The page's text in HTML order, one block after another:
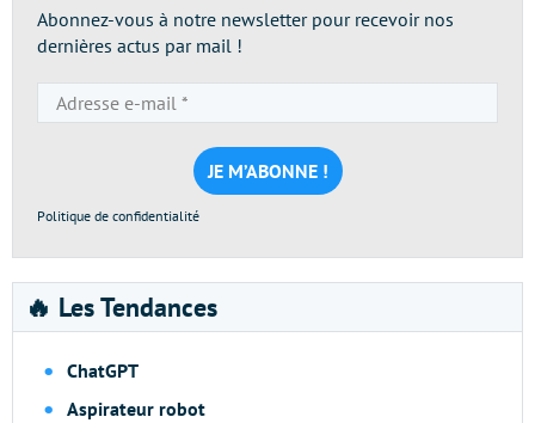
Abonnez-vous à notre newsletter pour recevoir nos
dernières actus par mail !
e-
mail
*
Politique de confidentialité
🔥 Les Tendances
ChatGPT
Aspirateur robot